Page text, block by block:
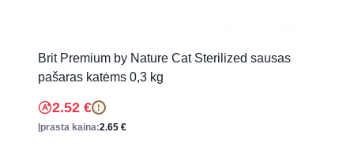
Brit Premium by Nature Cat Sterilized sausas
pašaras katėms 0,3 kg
2.52 € !
Įprasta kaina:2.65 €